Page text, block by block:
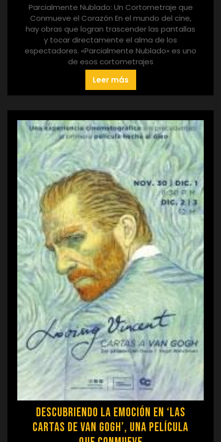
Parcialmente Nublado: Un Cortometraje que
Conmueve el Corazón En el mundo del cine,
hay obras que logran trascender las pantallas
y tocar directamente el alma de los
espectadores. «Parcialmente Nublado» es uno
de esos cortometrajes
Leer más
Descubriendo la Emoción en ‘Las
Cartas de Van Gogh’, una Película